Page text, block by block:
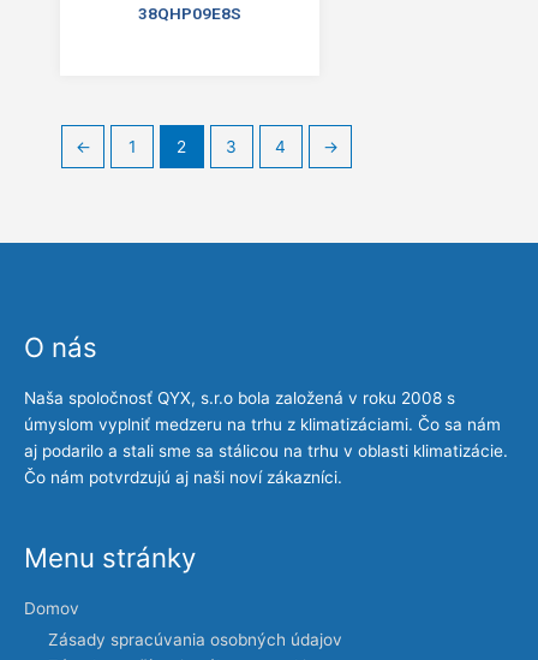
38QHP09E8S
← 1 2 3 4 →
O nás
Naša spoločnosť QYX, s.r.o bola založená v roku 2008 s
úmyslom vyplniť medzeru na trhu z klimatizáciami. Čo sa nám
aj podarilo a stali sme sa stálicou na trhu v oblasti klimatizácie.
Čo nám potvrdzujú aj naši noví zákazníci.
Menu stránky
Domov
Zásady spracúvania osobných údajov